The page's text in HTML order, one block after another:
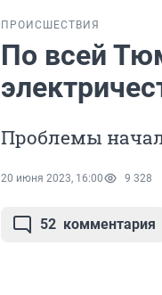
ПРОИСШЕСТВИЯ
По всей
Проблемы
20 июня 2023, 16:00 9 328
52 комментария